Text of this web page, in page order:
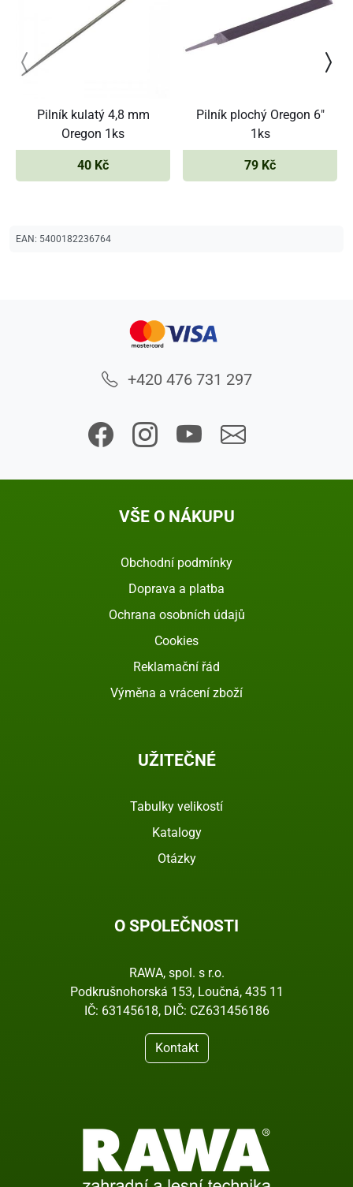
Pilník kulatý 4,8 mm
Oregon 1ks
40 Kč
Pilník plochý Oregon 6"
1ks
79 Kč
EAN: 5400182236764
+420 476 731 297
VŠE O NÁKUPU
Obchodní podmínky
Doprava a platba
Ochrana osobních údajů
Cookies
Reklamační řád
Výměna a vrácení zboží
UŽITEČNÉ
Tabulky velikostí
Katalogy
Otázky
O SPOLEČNOSTI
RAWA, spol. s r.o.
Podkrušnohorská 153, Loučná, 435 11
IČ: 63145618, DIČ: CZ631456186
Kontakt